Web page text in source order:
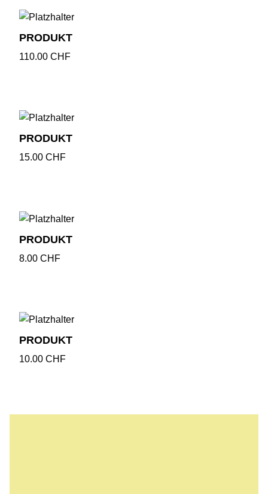
PRODUKT
110.00 CHF
PRODUKT
15.00 CHF
PRODUKT
8.00 CHF
PRODUKT
10.00 CHF